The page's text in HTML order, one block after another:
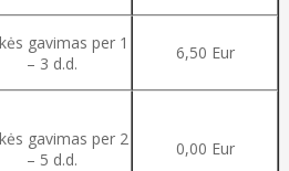
gavimas per 1
– 3 d.d.
6,50 Eur
gavimas per 2
– 5 d.d.
0,00 Eur